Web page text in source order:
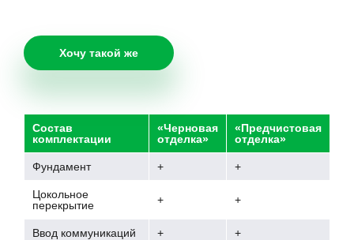
Хочу такой же
Состав
комплектации
«Черновая
отделка»
«Предчистовая
отделка»
Фундамент + +
Цокольное
перекрытие
+ +
Ввод коммуникаций + +